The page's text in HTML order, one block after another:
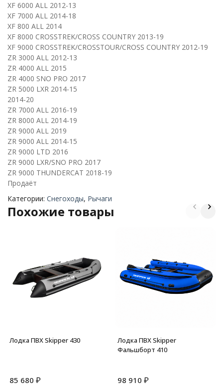
XF 6000 ALL 2012-13
XF 7000 ALL 2014-18
XF 800 ALL 2014
XF 8000 CROSSTREK/CROSS COUNTRY 2013-19
XF 9000 CROSSTREK/CROSSTOUR/CROSS COUNTRY 2012-19
ZR 3000 ALL 2012-13
ZR 4000 ALL 2015
ZR 4000 SNO PRO 2017
ZR 5000 LXR 2014-15
2014-20
ZR 7000 ALL 2016-19
ZR 8000 ALL 2014-19
ZR 9000 ALL 2019
ZR 9000 ALL 2014-15
ZR 9000 LTD 2016
ZR 9000 LXR/SNO PRO 2017
ZR 9000 THUNDERCAT 2018-19
Продаёт
Категории: Снегоходы, Рычаги
Похожие товары
Лодка ПВХ Skipper 430
85 680 ₽
Лодка ПВХ Skipper
Фальшборт 410
98 910 ₽